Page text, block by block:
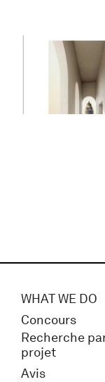
WHAT WE DO
Concours
Recherche
projet
Avis